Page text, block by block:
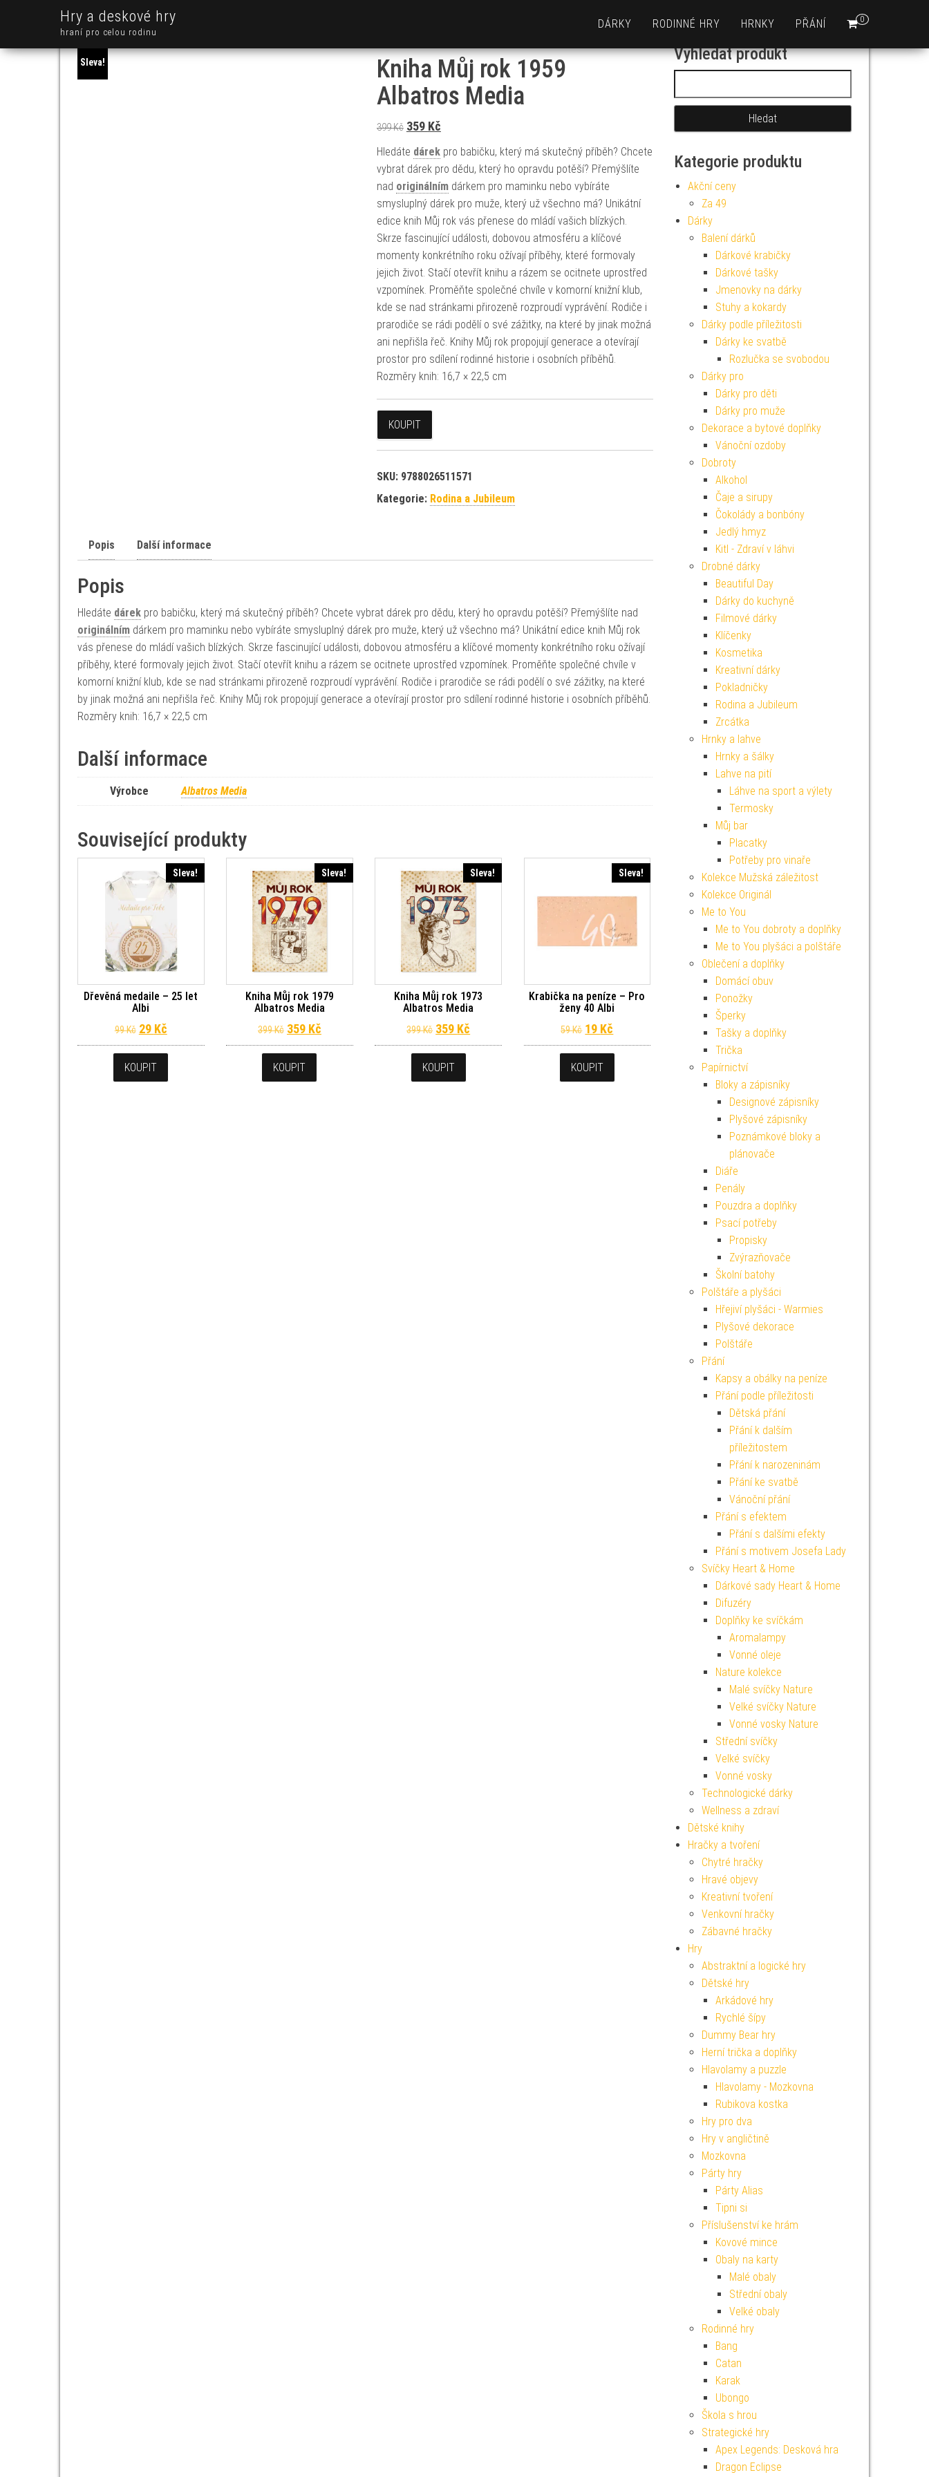
Hry a deskové hry
hraní pro celou rodinu
0
DÁRKY RODINNÉ HRY HRNKY PŘÁNÍ
Sleva!
Kniha Můj rok 1959
Albatros Media
399Kč Původní cena byla: 399 Kč.
359 KčAktuální cena je: 359 Kč.
Hledáte dárekpro babičku, který má skutečný příběh? Chcete
vybrat dárek pro dědu, který ho opravdu potěší? Přemýšlíte
nad originálnímdárkem pro maminku nebo vybíráte
smysluplný dárek pro muže, který už všechno má? Unikátní
edice knih Můj rok vás přenese do mládí vašich blízkých.
Skrze fascinující události, dobovou atmosféru a klíčové
momenty konkrétního roku ožívají příběhy, které formovaly
jejich život. Stačí otevřít knihu a rázem se ocitnete uprostřed
vzpomínek. Proměňte společné chvíle v komorní knižní klub,
kde se nad stránkami přirozeně rozproudí vyprávění. Rodiče i
prarodiče se rádi podělí o své zážitky, na které by jinak možná
ani nepřišla řeč. Knihy Můj rok propojují generace a otevírají
prostor pro sdílení rodinné historie i osobních příběhů.
Rozměry knih: 16,7 × 22,5 cm
KOUPIT
SKU: 9788026511571
Kategorie: Rodina a Jubileum
Popis Další informace
Popis
Hledáte dárek pro babičku, který má skutečný příběh? Chcete vybrat dárek pro dědu, který ho opravdu potěší? Přemýšlíte nad
originálním dárkem pro maminku nebo vybíráte smysluplný dárek pro muže, který už všechno má? Unikátní edice knih Můj rok
vás přenese do mládí vašich blízkých. Skrze fascinující události, dobovou atmosféru a klíčové momenty konkrétního roku ožívají
příběhy, které formovaly jejich život. Stačí otevřít knihu a rázem se ocitnete uprostřed vzpomínek. Proměňte společné chvíle v
komorní knižní klub, kde se nad stránkami přirozeně rozproudí vyprávění. Rodiče i prarodiče se rádi podělí o své zážitky, na které
by jinak možná ani nepřišla řeč. Knihy Můj rok propojují generace a otevírají prostor pro sdílení rodinné historie i osobních příběhů.
Rozměry knih: 16,7 × 22,5 cm
Další informace
Výrobce Albatros Media
Související produkty
Sleva!
Dřevěná medaile – 25 let
Albi
99Kč Původní cena byla: 99 Kč.
29 KčAktuální cena je: 29 Kč.
KOUPIT
Sleva!
Kniha Můj rok 1979
Albatros Media
399Kč Původní cena byla: 399 Kč.
359 KčAktuální cena je: 359 Kč.
KOUPIT
Sleva!
Kniha Můj rok 1973
Albatros Media
399Kč Původní cena byla: 399 Kč.
359 Kč Aktuální cena je: 359 Kč.
KOUPIT
Sleva!
Krabička na peníze – Pro
ženy 40 Albi
59Kč Původní cena byla: 59 Kč.
19 Kč Aktuální cena je: 19 Kč.
KOUPIT
Vyhledat produkt
Kategorie produktu
Akční ceny
Za 49
Dárky
Balení dárků
Dárkové krabičky
Dárkové tašky
Jmenovky na dárky
Stuhy a kokardy
Dárky podle příležitosti
Dárky ke svatbě
Rozlučka se svobodou
Dárky pro
Dárky pro děti
Dárky pro muže
Dekorace a bytové doplňky
Vánoční ozdoby
Dobroty
Alkohol
Čaje a sirupy
Čokolády a bonbóny
Jedlý hmyz
Kitl - Zdraví v láhvi
Drobné dárky
Beautiful Day
Dárky do kuchyně
Filmové dárky
Klíčenky
Kosmetika
Kreativní dárky
Pokladničky
Rodina a Jubileum
Zrcátka
Hrnky a lahve
Hrnky a šálky
Lahve na pití
Láhve na sport a výlety
Termosky
Můj bar
Placatky
Potřeby pro vinaře
Kolekce Mužská záležitost
Kolekce Originál
Me to You
Me to You dobroty a doplňky
Me to You plyšáci a polštáře
Oblečení a doplňky
Domácí obuv
Ponožky
Šperky
Tašky a doplňky
Trička
Papírnictví
Bloky a zápisníky
Designové zápisníky
Plyšové zápisníky
Poznámkové bloky a
plánovače
Diáře
Penály
Pouzdra a doplňky
Psací potřeby
Propisky
Zvýrazňovače
Školní batohy
Polštáře a plyšáci
Hřejiví plyšáci - Warmies
Plyšové dekorace
Polštáře
Přání
Kapsy a obálky na peníze
Přání podle příležitosti
Dětská přání
Přání k dalším
příležitostem
Přání k narozeninám
Přání ke svatbě
Vánoční přání
Přání s efektem
Přání s dalšími efekty
Přání s motivem Josefa Lady
Svíčky Heart & Home
Dárkové sady Heart & Home
Difuzéry
Doplňky ke svíčkám
Aromalampy
Vonné oleje
Nature kolekce
Malé svíčky Nature
Velké svíčky Nature
Vonné vosky Nature
Střední svíčky
Velké svíčky
Vonné vosky
Technologické dárky
Wellness a zdraví
Dětské knihy
Hračky a tvoření
Chytré hračky
Hravé objevy
Kreativní tvoření
Venkovní hračky
Zábavné hračky
Hry
Abstraktní a logické hry
Dětské hry
Arkádové hry
Rychlé šípy
Dummy Bear hry
Herní trička a doplňky
Hlavolamy a puzzle
Hlavolamy - Mozkovna
Rubikova kostka
Hry pro dva
Hry v angličtině
Mozkovna
Párty hry
Párty Alias
Tipni si
Příslušenství ke hrám
Kovové mince
Obaly na karty
Malé obaly
Střední obaly
Velké obaly
Rodinné hry
Bang
Catan
Karak
Ubongo
Škola s hrou
Strategické hry
Apex Legends: Desková hra
Dragon Eclipse